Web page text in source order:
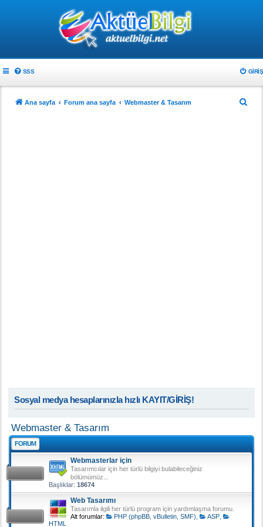
SSS GIRIŞ
Ana sayfa Forum ana sayfa Webmaster & Tasarım
Sosyal medya hesaplarınızla hızlı KAYIT/GİRİŞ!
Webmaster & Tasarım
FORUM
Webmasterlar için
Tasarımcılar için her türlü bilgiyi bulabileceğiniz
bölümümüz...
Başlıklar: 18674
Web Tasarımı
Tasarımla ilgili her türlü program için yardımlaşma forumu.
Alt forumlar:
PHP (phpBB, vBulletin, SMF) ASP,
HTML